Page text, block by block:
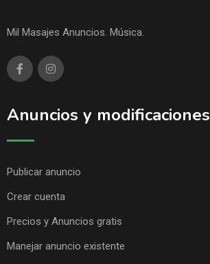
Mil Masajes Anuncios. Música.
Anuncios y modificaciones
Publicar anuncio
Crear cuenta
Precios y Anuncios gratis
Manejar anuncio existente